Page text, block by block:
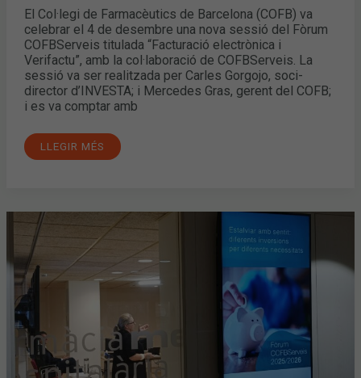
El Col·legi de Farmacèutics de Barcelona (COFB) va
celebrar el 4 de desembre una nova sessió del Fòrum
COFBServeis titulada “Facturació electrònica i
Verifactu”, amb la col·laboració de COFBServeis. La
sessió va ser realitzada per Carles Gorgojo, soci-
director d’INVESTA; i Mercedes Gras, gerent del COFB;
i es va comptar amb
LLEGIR MÉS
UNA
NOVA
FÒRUM
COFBSERVEIS
ABORDA
LA
VIDA